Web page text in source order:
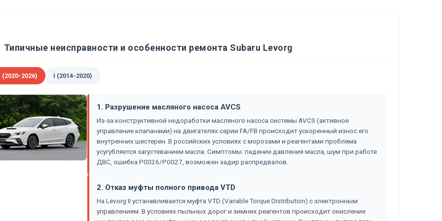
Типичные неисправности и особенности ремонта Subaru Levorg
(2020-2026) I (2014-2020)
1. Разрушение масляного насоса AVCS
Из-за конструктивной недоработки масляного насоса системы AVCS (активное
управление клапанами) на двигателях серии FA/FB происходит ускоренный износ его
внутренних шестерен. В российских условиях с морозами и реагентами проблема
усугубляется загустеванием масла. Симптомы: падение давления масла, шум при работе
ДВС, ошибка P0026/P0027, возможен задир распредвалов.
2. Отказ муфты полного привода VTD
На Levorg II устанавливается муфта VTD (Variable Torque Distribution) с электронным
управлением. В условиях пыльных дорог и зимних реагентов происходит окисление